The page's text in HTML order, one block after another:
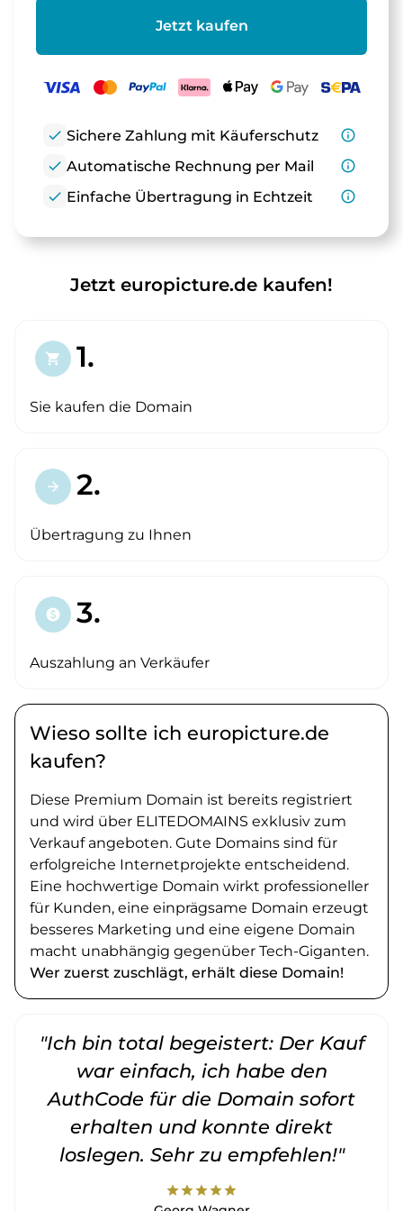
Jetzt kaufen
check Sichere Zahlung mit Käuferschutz
info_outline
check Automatische Rechnung per Mail
info_outline
check Einfache Übertragung in Echtzeit info_outline
Jetzt europicture.de kaufen!
shopping_cart 1.
Sie kaufen die Domain
arrow_forward 2.
Übertragung zu Ihnen
paid 3.
Auszahlung an Verkäufer
Wieso sollte ich europicture.de
kaufen?
Diese Premium Domain ist bereits registriert
und wird über ELITEDOMAINS exklusiv zum
Verkauf angeboten. Gute Domains sind für
erfolgreiche Internetprojekte entscheidend.
Eine hochwertige Domain wirkt professioneller
für Kunden, eine einprägsame Domain erzeugt
besseres Marketing und eine eigene Domain
macht unabhängig gegenüber Tech-Giganten.
Wer zuerst zuschlägt, erhält diese Domain!
"Ich bin total begeistert: Der Kauf
war einfach, ich habe den
AuthCode für die Domain sofort
erhalten und konnte direkt
loslegen. Sehr zu empfehlen!"
starstarstarstarstar